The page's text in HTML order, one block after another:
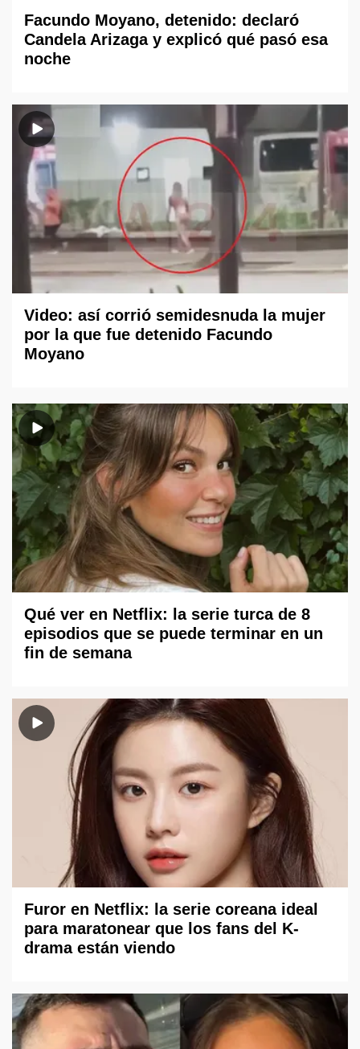
Facundo Moyano, detenido: declaró
Candela Arizaga y explicó qué pasó esa
noche
Video: así corrió semidesnuda la mujer
por la que fue detenido Facundo
Moyano
Qué ver en Netflix: la serie turca de 8
episodios que se puede terminar en un
fin de semana
Furor en Netflix: la serie coreana ideal
para maratonear que los fans del K-
drama están viendo